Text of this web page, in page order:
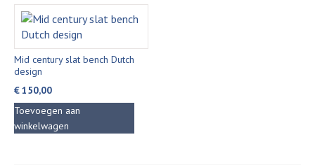
Mid century slat bench Dutch
design
€150,00
Toevoegen aan
winkelwagen